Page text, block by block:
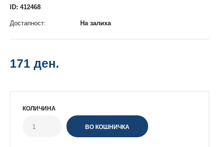
ID: 412468
Достапност: На залиха
171 ден.
КОЛИЧИНА